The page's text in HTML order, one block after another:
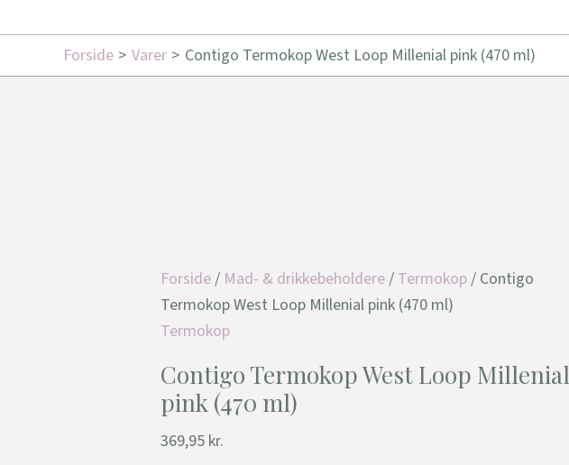
Forside Varer Contigo Termokop West Loop Millenial pink (470 ml)
Forside/ Mad- & drikkebeholdere/ Termokop/ Contigo
Termokop West Loop Millenial pink (470 ml)
Termokop
Contigo Termokop West Loop Millenial
pink (470 ml)
369,95 kr.